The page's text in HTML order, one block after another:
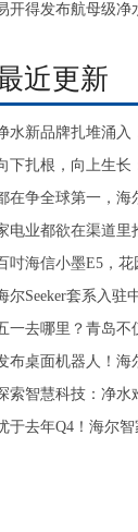
标准型氮化硅加
开得发布航母级
近更新
水新品牌扎堆涌
下扎根，向上生
份更具确定性的
在争全球第一，
电业都欲在渠道
吋海信小墨E5，
尔Seeker套系入驻
一去哪里？青岛
布桌面机器人！
索智慧科技：净水
于去年Q4！海尔